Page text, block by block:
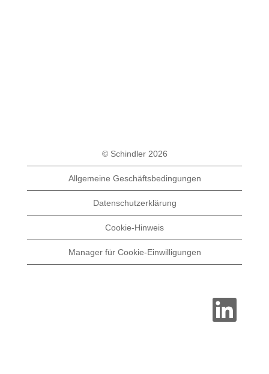
© Schindler 2026
Allgemeine Geschäftsbedingungen
Datenschutzerklärung
Cookie-Hinweis
Manager für Cookie-Einwilligungen
W
d